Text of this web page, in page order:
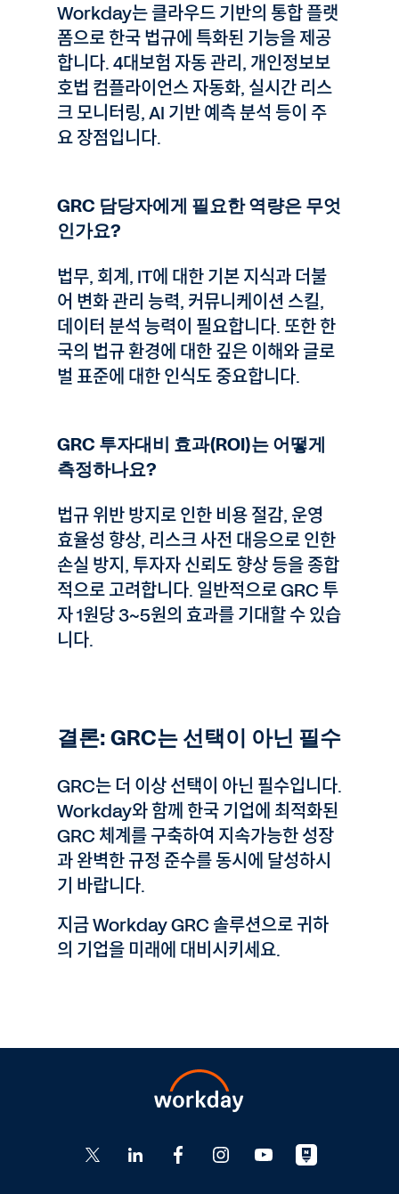
Workday는 클라우드 기반의 통합 플랫
폼으로 한국 법규에 특화된 기능을 제공
합니다. 4대보험 자동 관리, 개인정보보
호법 컴플라이언스 자동화, 실시간 리스
크 모니터링, AI 기반 예측 분석 등이 주
요 장점입니다.
GRC 담당자에게 필요한 역량은 무엇
인가요?
법무, 회계, IT에 대한 기본 지식과 더불
어 변화 관리 능력, 커뮤니케이션 스킬,
데이터 분석 능력이 필요합니다. 또한 한
국의 법규 환경에 대한 깊은 이해와 글로
벌 표준에 대한 인식도 중요합니다.
GRC 투자대비 효과(ROI)는 어떻게
측정하나요?
법규 위반 방지로 인한 비용 절감, 운영
효율성 향상, 리스크 사전 대응으로 인한
손실 방지, 투자자 신뢰도 향상 등을 종합
적으로 고려합니다. 일반적으로 GRC 투
자 1원당 3~5원의 효과를 기대할 수 있습
니다.
결론: GRC는 선택이 아닌 필수
GRC는 더 이상 선택이 아닌 필수입니다.
Workday와 함께 한국 기업에 최적화된
GRC 체계를 구축하여 지속가능한 성장
과 완벽한 규정 준수를 동시에 달성하시
기 바랍니다.
지금 Workday GRC 솔루션으로 귀하
의 기업을 미래에 대비시키세요.